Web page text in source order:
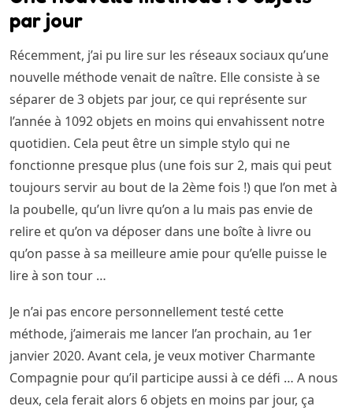
par jour
Récemment, j’ai pu lire sur les réseaux sociaux qu’une
nouvelle méthode venait de naître. Elle consiste à se
séparer de 3 objets par jour, ce qui représente sur
l’année à 1092 objets en moins qui envahissent notre
quotidien. Cela peut être un simple stylo qui ne
fonctionne presque plus (une fois sur 2, mais qui peut
toujours servir au bout de la 2ème fois !) que l’on met à
la poubelle, qu’un livre qu’on a lu mais pas envie de
relire et qu’on va déposer dans une boîte à livre ou
qu’on passe à sa meilleure amie pour qu’elle puisse le
lire à son tour …
Je n’ai pas encore personnellement testé cette
méthode, j’aimerais me lancer l’an prochain, au 1er
janvier 2020. Avant cela, je veux motiver Charmante
Compagnie pour qu’il participe aussi à ce défi … A nous
deux, cela ferait alors 6 objets en moins par jour, ça